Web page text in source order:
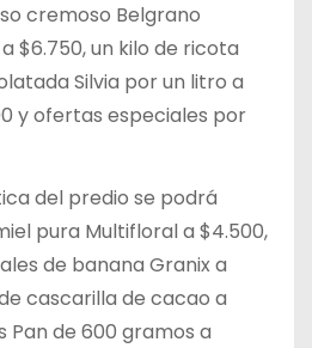
cremoso Belgrano
$6.750, un kilo de ricota
Silvia por un litro a
y ofertas especiales por
del predio se podrá
pura Multifloral a $4.500,
de banana Granix a
cascarilla de cacao a
Pan de 600 gramos a